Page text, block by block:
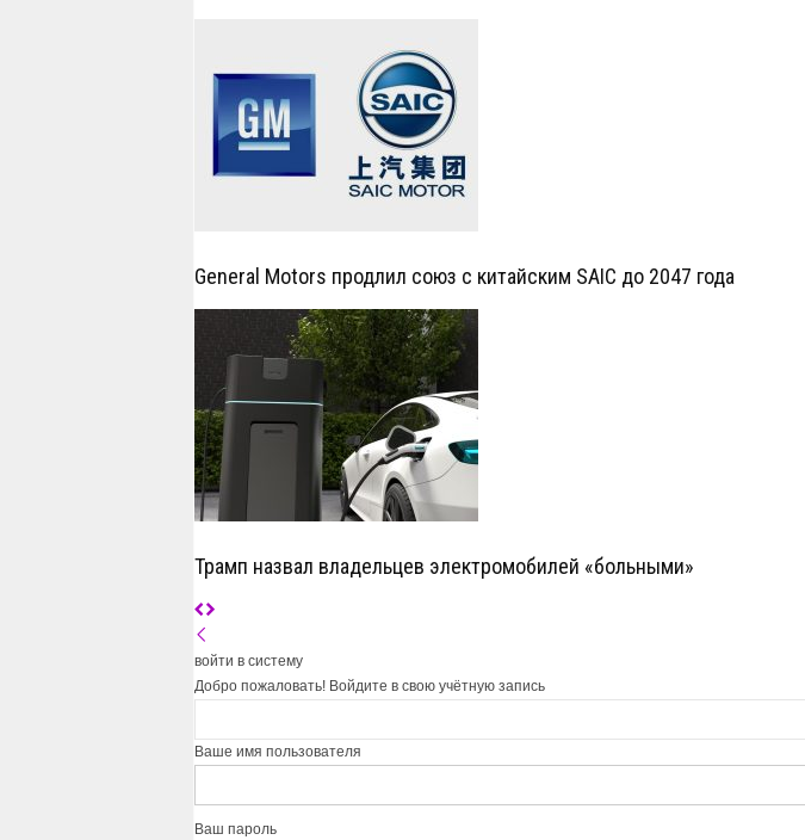
General Motors продлил союз с китайским SAIC до 2047 года
Трамп назвал владельцев электромобилей «больными»
войти в систему
Добро пожаловать! Войдите в свою учётную запись
Ваше имя пользователя
Ваш пароль